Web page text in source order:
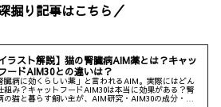
掘り記事はこちら／
イラスト解説】猫の腎臓病AIM薬とは？キャッ
ードAIM30との違いは？
臓病に効くらしい薬」と言われるAIM。実際にはどん
組み？キャットフードAIM30は本当に効果がある？腎
の猫と暮らす飼い主が、AIM研究・AIM30の成分・予